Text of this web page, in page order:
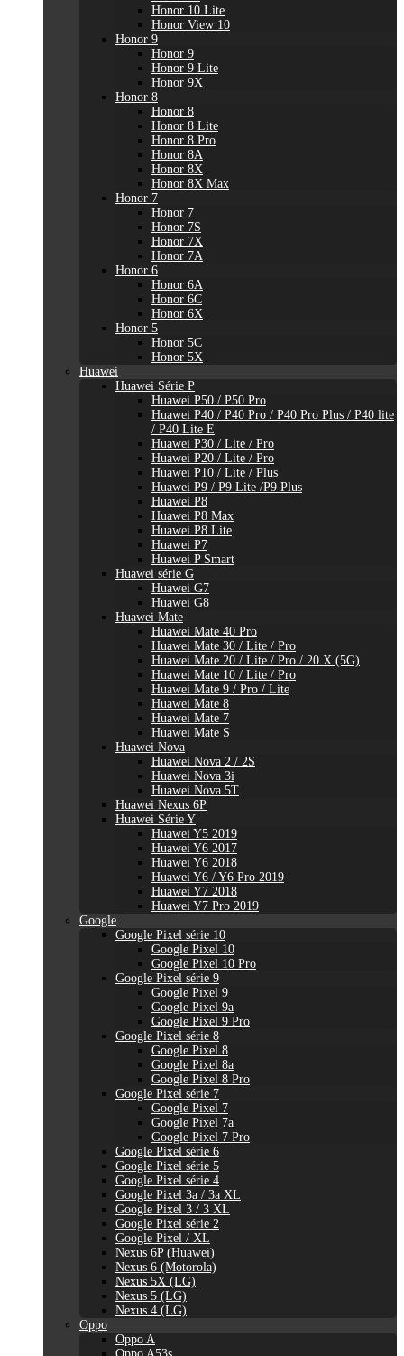
Honor 10 Lite
Honor View 10
Honor 9
Honor 9
Honor 9 Lite
Honor 9X
Honor 8
Honor 8
Honor 8 Lite
Honor 8 Pro
Honor 8A
Honor 8X
Honor 8X Max
Honor 7
Honor 7
Honor 7S
Honor 7X
Honor 7A
Honor 6
Honor 6A
Honor 6C
Honor 6X
Honor 5
Honor 5C
Honor 5X
Huawei
Huawei Série P
Huawei P50 / P50 Pro
Huawei P40 / P40 Pro / P40 Pro Plus / P40 lite
/ P40 Lite E
Huawei P30 / Lite / Pro
Huawei P20 / Lite / Pro
Huawei P10 / Lite / Plus
Huawei P9 / P9 Lite /P9 Plus
Huawei P8
Huawei P8 Max
Huawei P8 Lite
Huawei P7
Huawei P Smart
Huawei série G
Huawei G7
Huawei G8
Huawei Mate
Huawei Mate 40 Pro
Huawei Mate 30 / Lite / Pro
Huawei Mate 20 / Lite / Pro / 20 X (5G)
Huawei Mate 10 / Lite / Pro
Huawei Mate 9 / Pro / Lite
Huawei Mate 8
Huawei Mate 7
Huawei Mate S
Huawei Nova
Huawei Nova 2 / 2S
Huawei Nova 3i
Huawei Nova 5T
Huawei Nexus 6P
Huawei Série Y
Huawei Y5 2019
Huawei Y6 2017
Huawei Y6 2018
Huawei Y6 / Y6 Pro 2019
Huawei Y7 2018
Huawei Y7 Pro 2019
Google
Google Pixel série 10
Google Pixel 10
Google Pixel 10 Pro
Google Pixel série 9
Google Pixel 9
Google Pixel 9a
Google Pixel 9 Pro
Google Pixel série 8
Google Pixel 8
Google Pixel 8a
Google Pixel 8 Pro
Google Pixel série 7
Google Pixel 7
Google Pixel 7a
Google Pixel 7 Pro
Google Pixel série 6
Google Pixel série 5
Google Pixel série 4
Google Pixel 3a / 3a XL
Google Pixel 3 / 3 XL
Google Pixel série 2
Google Pixel / XL
Nexus 6P (Huawei)
Nexus 6 (Motorola)
Nexus 5X (LG)
Nexus 5 (LG)
Nexus 4 (LG)
Oppo
Oppo A